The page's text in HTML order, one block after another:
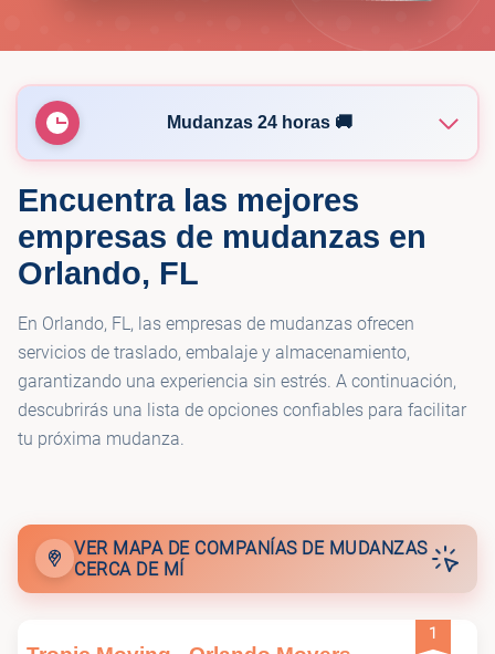
Mudanzas 24 horas 🚚
🚚 Tropic Moving - Orlando Movers
🚚 Straight Paths Moving
🚚 MOVE IT ALL
Encuentra las mejores
empresas de mudanzas en
Orlando, FL
En Orlando, FL, las empresas de mudanzas ofrecen
servicios de traslado, embalaje y almacenamiento,
garantizando una experiencia sin estrés. A continuación,
descubrirás una lista de opciones confiables para facilitar
tu próxima mudanza.
VER MAPA DE COMPANÍAS DE MUDANZAS
CERCA DE MÍ
1